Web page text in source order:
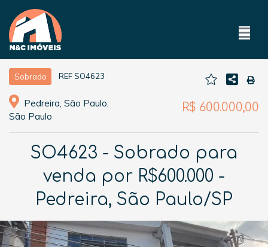
Sobrado REF SO4623
Pedreira, São Paulo,
São Paulo
R$ 600.000,00
SO4623 - Sobrado para
venda por R$600.000 -
Pedreira, São Paulo/SP